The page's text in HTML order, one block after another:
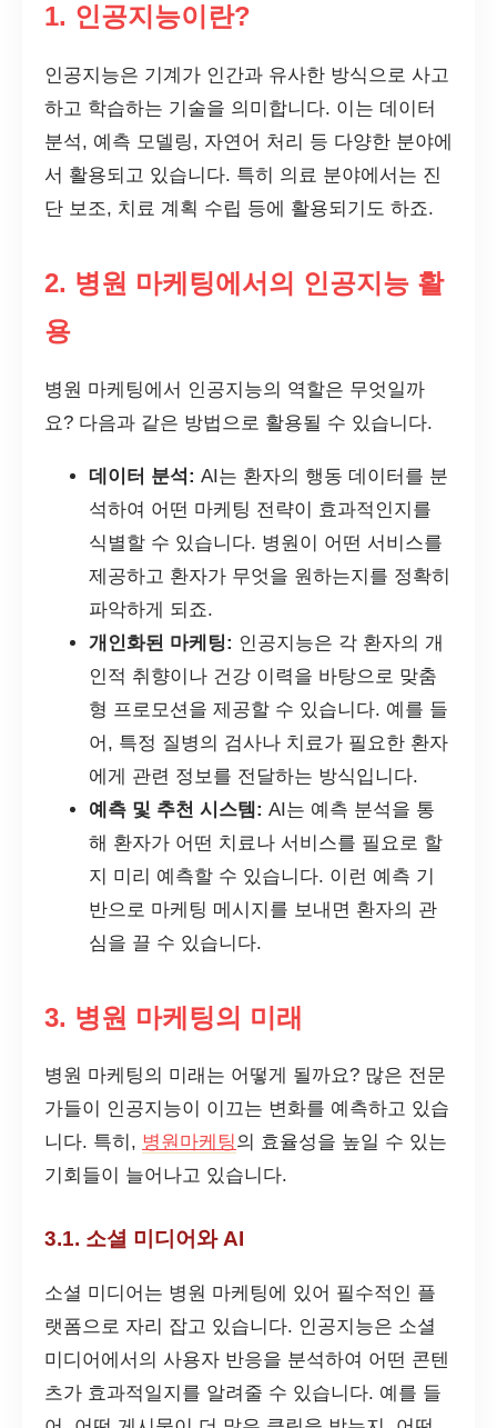
1. 인공지능이란?
인공지능은 기계가 인간과 유사한 방식으로 사고
하고 학습하는 기술을 의미합니다. 이는 데이터
분석, 예측 모델링, 자연어 처리 등 다양한 분야에
서 활용되고 있습니다. 특히 의료 분야에서는 진
단 보조, 치료 계획 수립 등에 활용되기도 하죠.
2. 병원 마케팅에서의 인공지능 활
용
병원 마케팅에서 인공지능의 역할은 무엇일까
요? 다음과 같은 방법으로 활용될 수 있습니다.
데이터 분석: AI는 환자의 행동 데이터를 분
석하여 어떤 마케팅 전략이 효과적인지를
식별할 수 있습니다. 병원이 어떤 서비스를
제공하고 환자가 무엇을 원하는지를 정확히
파악하게 되죠.
개인화된 마케팅: 인공지능은 각 환자의 개
인적 취향이나 건강 이력을 바탕으로 맞춤
형 프로모션을 제공할 수 있습니다. 예를 들
어, 특정 질병의 검사나 치료가 필요한 환자
에게 관련 정보를 전달하는 방식입니다.
예측 및 추천 시스템: AI는 예측 분석을 통
해 환자가 어떤 치료나 서비스를 필요로 할
지 미리 예측할 수 있습니다. 이런 예측 기
반으로 마케팅 메시지를 보내면 환자의 관
심을 끌 수 있습니다.
3. 병원 마케팅의 미래
병원 마케팅의 미래는 어떻게 될까요? 많은 전문
가들이 인공지능이 이끄는 변화를 예측하고 있습
니다. 특히, 병원마케팅의 효율성을 높일 수 있는
기회들이 늘어나고 있습니다.
3.1. 소셜 미디어와 AI
소셜 미디어는 병원 마케팅에 있어 필수적인 플
랫폼으로 자리 잡고 있습니다. 인공지능은 소셜
미디어에서의 사용자 반응을 분석하여 어떤 콘텐
츠가 효과적일지를 알려줄 수 있습니다. 예를 들